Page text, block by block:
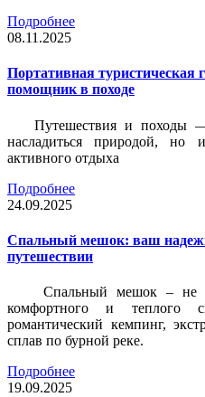
Подробнее
08.11.2025
Портативная туристическая
помощник в походе
Путешествия и походы
насладиться природой, но
активного отдыха
Подробнее
24.09.2025
Спальный мешок: ваш
путешествии
Спальный мешок – не
комфортного и теплого
романтический кемпинг,
сплав по бурной реке.
Подробнее
19.09.2025